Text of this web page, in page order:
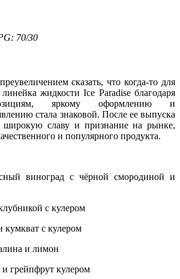
70/30
сказать, что когда-то для
жидкости Ice Paradise благодаря
яркому оформлению и
стала знаковой. После ее выпуска
широкую славу и признание на рынке,
и популярного продукта.
виноград с чёрной смородиной и
с кулером
кумкват с кулером
и лимон
грейпфрут кулером